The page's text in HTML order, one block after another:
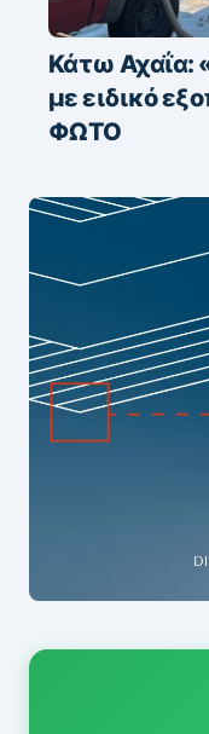
Κάτω Αχαΐα:
με ειδικό
ΦΩΤΟ